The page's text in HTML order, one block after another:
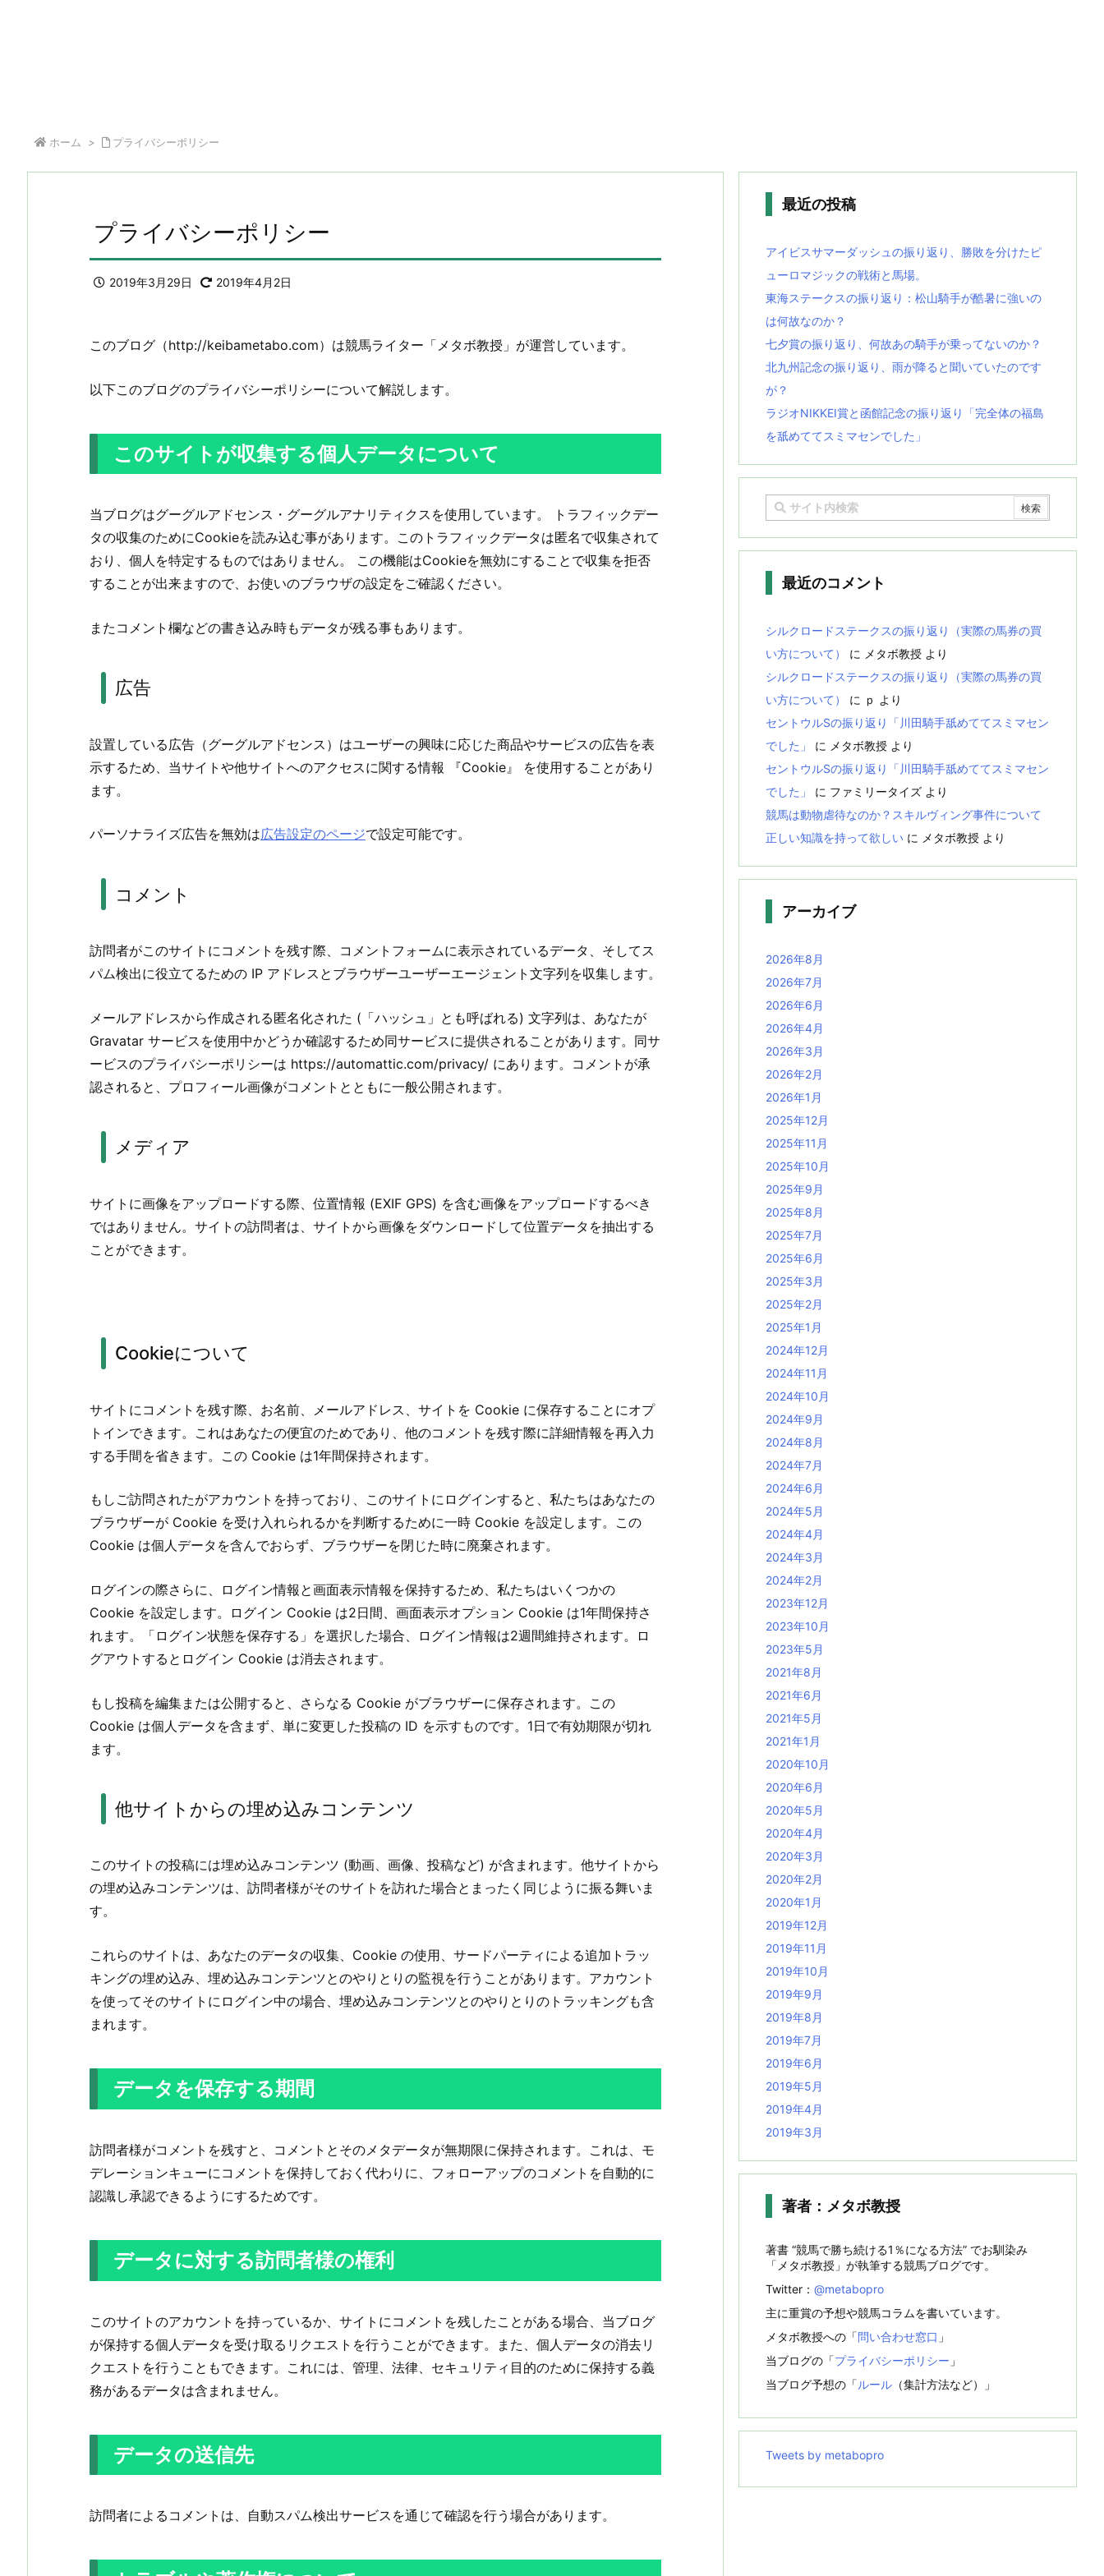
ホーム > プライバシーポリシー
プライバシーポリシー
2019年3月29日 2019年4月2日
このブログ（http://keibametabo.com）は競馬ライター「メタボ教授」が運営しています。
以下このブログのプライバシーポリシーについて解説します。
このサイトが収集する個人データについて
当ブログはグーグルアドセンス・グーグルアナリティクスを使用しています。 トラフィックデー
タの収集のためにCookieを読み込む事があります。このトラフィックデータは匿名で収集されて
おり、個人を特定するものではありません。 この機能はCookieを無効にすることで収集を拒否
することが出来ますので、お使いのブラウザの設定をご確認ください。
またコメント欄などの書き込み時もデータが残る事もあります。
広告
設置している広告（グーグルアドセンス）はユーザーの興味に応じた商品やサービスの広告を表
示するため、当サイトや他サイトへのアクセスに関する情報 『Cookie』 を使用することがあり
ます。
パーソナライズ広告を無効は広告設定のページで設定可能です。
コメント
訪問者がこのサイトにコメントを残す際、コメントフォームに表示されているデータ、そしてス
パム検出に役立てるための IP アドレスとブラウザーユーザーエージェント文字列を収集します。
メールアドレスから作成される匿名化された (「ハッシュ」とも呼ばれる) 文字列は、あなたが
Gravatar サービスを使用中かどうか確認するため同サービスに提供されることがあります。同サ
ービスのプライバシーポリシーは https://automattic.com/privacy/ にあります。コメントが承
認されると、プロフィール画像がコメントとともに一般公開されます。
メディア
サイトに画像をアップロードする際、位置情報 (EXIF GPS) を含む画像をアップロードするべき
ではありません。サイトの訪問者は、サイトから画像をダウンロードして位置データを抽出する
ことができます。
Cookieについて
サイトにコメントを残す際、お名前、メールアドレス、サイトを Cookie に保存することにオプ
トインできます。これはあなたの便宜のためであり、他のコメントを残す際に詳細情報を再入力
する手間を省きます。この Cookie は1年間保持されます。
もしご訪問されたがアカウントを持っており、このサイトにログインすると、私たちはあなたの
ブラウザーが Cookie を受け入れられるかを判断するために一時 Cookie を設定します。この
Cookie は個人データを含んでおらず、ブラウザーを閉じた時に廃棄されます。
ログインの際さらに、ログイン情報と画面表示情報を保持するため、私たちはいくつかの
Cookie を設定します。ログイン Cookie は2日間、画面表示オプション Cookie は1年間保持さ
れます。「ログイン状態を保存する」を選択した場合、ログイン情報は2週間維持されます。ロ
グアウトするとログイン Cookie は消去されます。
もし投稿を編集または公開すると、さらなる Cookie がブラウザーに保存されます。この
Cookie は個人データを含まず、単に変更した投稿の ID を示すものです。1日で有効期限が切れ
ます。
他サイトからの埋め込みコンテンツ
このサイトの投稿には埋め込みコンテンツ (動画、画像、投稿など) が含まれます。他サイトから
の埋め込みコンテンツは、訪問者様がそのサイトを訪れた場合とまったく同じように振る舞いま
す。
これらのサイトは、あなたのデータの収集、Cookie の使用、サードパーティによる追加トラッ
キングの埋め込み、埋め込みコンテンツとのやりとりの監視を行うことがあります。アカウント
を使ってそのサイトにログイン中の場合、埋め込みコンテンツとのやりとりのトラッキングも含
まれます。
データを保存する期間
訪問者様がコメントを残すと、コメントとそのメタデータが無期限に保持されます。これは、モ
デレーションキューにコメントを保持しておく代わりに、フォローアップのコメントを自動的に
認識し承認できるようにするためです。
データに対する訪問者様の権利
このサイトのアカウントを持っているか、サイトにコメントを残したことがある場合、当ブログ
が保持する個人データを受け取るリクエストを行うことができます。また、個人データの消去リ
クエストを行うこともできます。これには、管理、法律、セキュリティ目的のために保持する義
務があるデータは含まれません。
データの送信先
訪問者によるコメントは、自動スパム検出サービスを通じて確認を行う場合があります。
最近の投稿
アイビスサマーダッシュの振り返り、勝敗を分けたピ
ューロマジックの戦術と馬場。
東海ステークスの振り返り：松山騎手が酷暑に強いの
は何故なのか？
七夕賞の振り返り、何故あの騎手が乗ってないのか？
北九州記念の振り返り、雨が降ると聞いていたのです
が？
ラジオNIKKEI賞と函館記念の振り返り「完全体の福島
を舐めててスミマセンでした」
最近のコメント
シルクロードステークスの振り返り（実際の馬券の買
い方について）
に メタボ教授 より
シルクロードステークスの振り返り（実際の馬券の買
い方について）
に ｐ より
セントウルSの振り返り「川田騎手舐めててスミマセン
でした」
に メタボ教授 より
セントウルSの振り返り「川田騎手舐めててスミマセン
でした」
に ファミリータイズ より
競馬は動物虐待なのか？スキルヴィング事件について
正しい知識を持って欲しい に メタボ教授 より
アーカイブ
2026年8月
2026年7月
2026年6月
2026年4月
2026年3月
2026年2月
2026年1月
2025年12月
2025年11月
2025年10月
2025年9月
2025年8月
2025年7月
2025年6月
2025年3月
2025年2月
2025年1月
2024年12月
2024年11月
2024年10月
2024年9月
2024年8月
2024年7月
2024年6月
2024年5月
2024年4月
2024年3月
2024年2月
2023年12月
2023年10月
2023年5月
2021年8月
2021年6月
2021年5月
2021年1月
2020年10月
2020年6月
2020年5月
2020年4月
2020年3月
2020年2月
2020年1月
2019年12月
2019年11月
2019年10月
2019年9月
2019年8月
2019年7月
2019年6月
2019年5月
2019年4月
2019年3月
著者：メタボ教授
著書 “競馬で勝ち続ける1％になる方法” でお馴染み
「メタボ教授」が執筆する競馬ブログです。
Twitter： @metabopro
主に重賞の予想や競馬コラムを書いています。
メタボ教授への「問い合わせ窓口 」
当ブログの「プライバシーポリシー 」
当ブログ予想の「ルール （集計方法など）」
Tweets by metabopro